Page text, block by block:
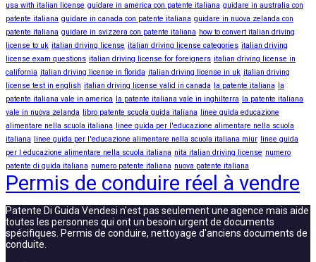
usa with italian license guidare in america con patente italiana guidare in australia con
patente italiana guidare in canada con patente italiana guidare in nuova zelanda con
patente italiana guidare in svizzera con patente italiana how to convert italian driving
license to uk italian driving license italian driving license categories italian driving
license exam questions italian driving license for foreigners italian driving license in
california italian driving license in florida italian driving license in uk italian driving
license test in english italian driving license valid in canada la patente italiana
la
patente italiana vale in america
la patente italiana vale in inghilterra
la patente italiana
vale in nuova zelanda
libro patente scuola guida italiana
linee guida educazione
alimentare nella scuola italiana
linee guida per l'educazione alimentare nella scuola
italiana
linee guida per l'educazione alimentare nella scuola italiana miur linee guida
per l educazione alimentare nella scuola italiana nita italian driving license numero
patente di guida italiana numero patente italiana nuova patente italiana
Permis de conduire réel à vendre
Patente Di Guida Vendesi n'est pas seulement une agence mais aide
toutes les personnes qui ont un besoin urgent de documents
spécifiques. Permis de conduire, nettoyage d'anciens documents de
conduite.